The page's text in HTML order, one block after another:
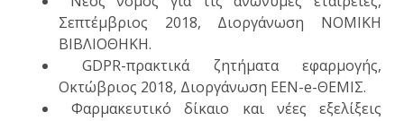
Σεπτέμβριος 2018, Διοργάνωση ΝΟΜΙΚΗ
ΒΙΒΛΙΟΘΗΚΗ.
GDPR-πρακτικά ζητήματα εφαρμογής,
Οκτώβριος 2018, Διοργάνωση ΕΕΝ-e-ΘΕΜΙΣ.
Φαρμακευτικό δίκαιο και νέες εξελίξεις